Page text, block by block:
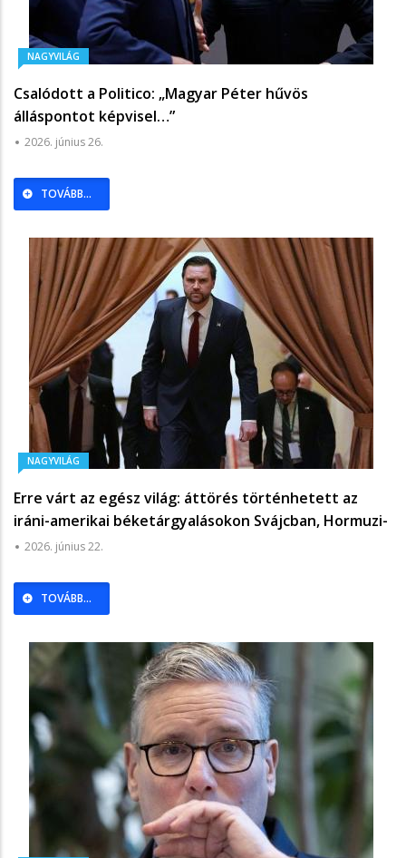
NAGYVILÁG
Csalódott a Politico: „Magyar Péter hűvös
álláspontot képvisel…”
2026. június 26.
TOVÁBB...
NAGYVILÁG
Erre várt az egész világ: áttörés történhetett az
iráni-amerikai béketárgyalásokon Svájcban, Hormuzi-
szoros is téma volt – „Biztató előrelépés" -
2026. június 22.
TOVÁBB...